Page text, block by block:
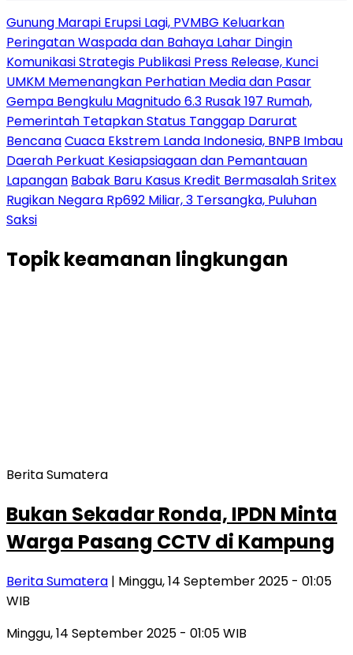
Gunung Marapi Erupsi Lagi, PVMBG Keluarkan
Peringatan Waspada dan Bahaya Lahar Dingin
Komunikasi Strategis Publikasi Press Release, Kunci
UMKM Memenangkan Perhatian Media dan Pasar
Gempa Bengkulu Magnitudo 6.3 Rusak 197 Rumah,
Pemerintah Tetapkan Status Tanggap Darurat
BencanaCuaca Ekstrem Landa Indonesia, BNPB Imbau
Daerah Perkuat Kesiapsiagaan dan Pemantauan
Lapangan Babak Baru Kasus Kredit Bermasalah Sritex
Rugikan Negara Rp692 Miliar, 3 Tersangka, Puluhan
Saksi
Topikkeamanan lingkungan
Berita Sumatera
Bukan Sekadar Ronda, IPDN Minta
Warga Pasang CCTV di Kampung
Berita Sumatera | Minggu, 14 September 2025 - 01:05
WIB
Minggu, 14 September 2025 - 01:05 WIB